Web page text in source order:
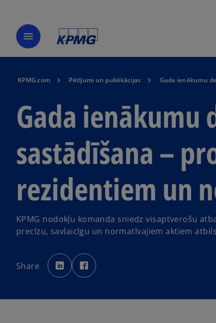
menu
KPMG.com Pētījumi un publikācijas Gada ienākumu
Gada ienākumu
sastādīšana –
rezidentiem un
KPMG nodokļu komanda sniedz visaptverošu
precīzu, savlaicīgu un normatīvajiem aktiem
Share
o
p
e
n
a
p
e
a